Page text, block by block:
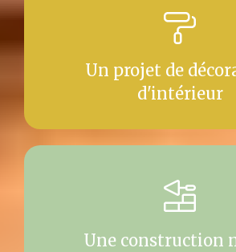
Un projet de
d'intérieur
Une construction